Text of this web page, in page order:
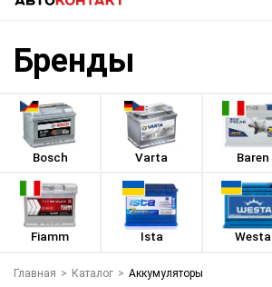
Бренды
Bosch Varta Baren
Fiamm Ista Westa
Главная > Каталог > Аккумуляторы